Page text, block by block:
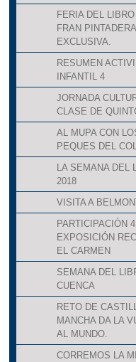
FERIA DEL
FRAN
EXCLUSIVA.
RESUMEN
INFANTIL 4
JORNADA
CLASE DE
AL MUPA CON
PEQUES DEL
LA SEMANA DEL
2018
VISITA A
PARTICIPACIÓN
EXPOSICIÓN
EL CARMEN
SEMANA DEL
CUENCA
RETO DE
MANCHA DA LA
AL MUNDO.
CORREMOS LA